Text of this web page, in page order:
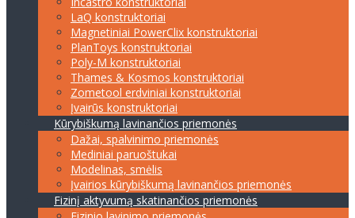
LaQ konstruktoriai
Magnetiniai PowerClix konstruktoriai
PlanToys konstruktoriai
Poly-M konstruktoriai
Thames & Kosmos konstruktoriai
Zometool erdviniai konstruktoriai
Įvairūs konstruktoriai
Kūrybiškumą lavinančios priemonės
Dažai, spalvinimo priemonės
Mediniai paruoštukai
Modelinas, smėlis
Įvairios kūrybiškumą lavinančios priemonės
Fizinį aktyvumą skatinančios priemonės